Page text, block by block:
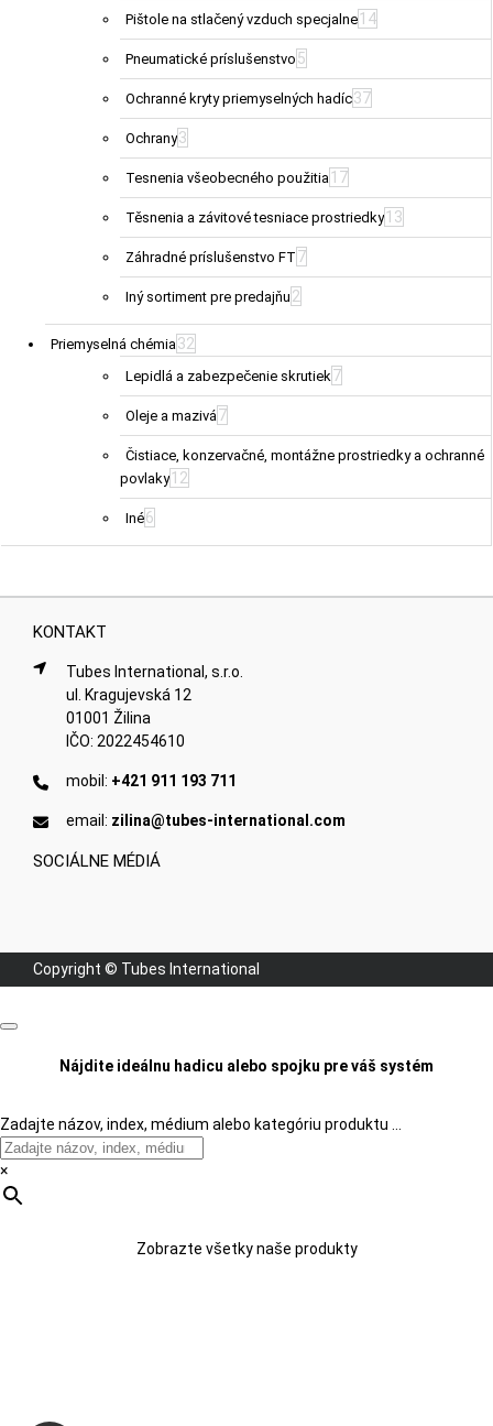
Pištole na stlačený vzduch specjalne 14
Pneumatické príslušenstvo 5
Ochranné kryty priemyselných hadíc37
Ochrany3
Tesnenia všeobecného použitia 17
Těsnenia a závitové tesniace prostriedky 13
Záhradné príslušenstvo FT 7
Iný sortiment pre predajňu 2
Priemyselná chémia32
Lepidlá a zabezpečenie skrutiek7
Oleje a mazivá7
Čistiace, konzervačné, montážne prostriedky a ochranné
povlaky 12
Iné6
KONTAKT
Tubes International, s.r.o.
ul. Kragujevská 12
01001 Žilina
IČO: 2022454610
mobil: +421 911 193 711
email: zilina@tubes-international.com
SOCIÁLNE MÉDIÁ
Copyright © Tubes International
Nájdite ideálnu hadicu alebo spojku pre váš systém
Zadajte názov, index, médium alebo kategóriu produktu …
×
Zobrazte všetky naše produkty